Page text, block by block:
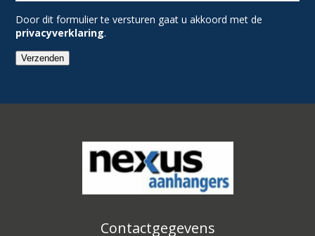
Door dit formulier te versturen gaat u akkoord met de
privacyverklaring.
Verzenden
Contactgegevens